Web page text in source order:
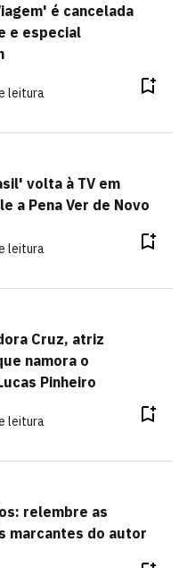
é cancelada
e especial
leitura
volta à TV em
a Pena Ver de Novo
leitura
Cruz, atriz
namora o
Pinheiro
leitura
relembre as
marcantes do autor